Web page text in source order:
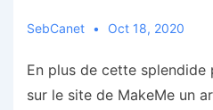
SebCanet Oct 18, 2020
En plus de cette
sur le site de MakeMe un